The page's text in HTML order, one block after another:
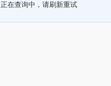
正在查询中，请刷新重试